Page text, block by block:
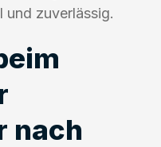
und zuverlässig.
nach